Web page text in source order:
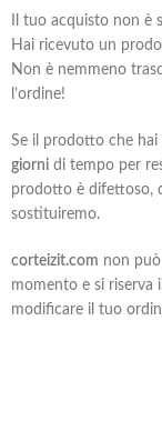
Il tuo acquisto non è
Hai ricevuto un
Non è nemmeno
l’ordine!
Se il prodotto che
giorni di tempo per
prodotto è difettoso,
sostituiremo.
corteizit.com non
momento e si riserva
modificare il tuo